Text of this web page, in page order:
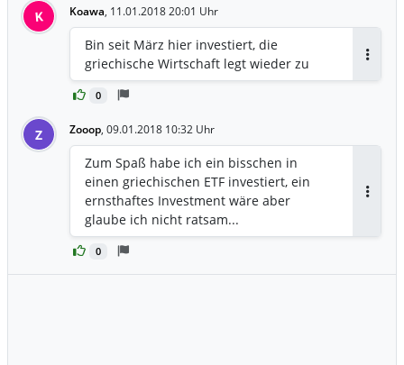
K Koawa, 11.01.2018 20:01 Uhr
0
Bin seit März hier investiert, die
griechische Wirtschaft legt wieder zu
Z Zooop, 09.01.2018 10:32 Uhr
0
Zum Spaß habe ich ein bisschen in
einen griechischen ETF investiert, ein
ernsthaftes Investment wäre aber
glaube ich nicht ratsam...